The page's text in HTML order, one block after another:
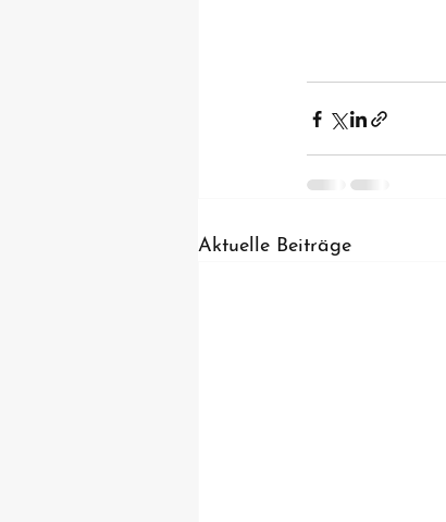
Aktuelle Beiträge